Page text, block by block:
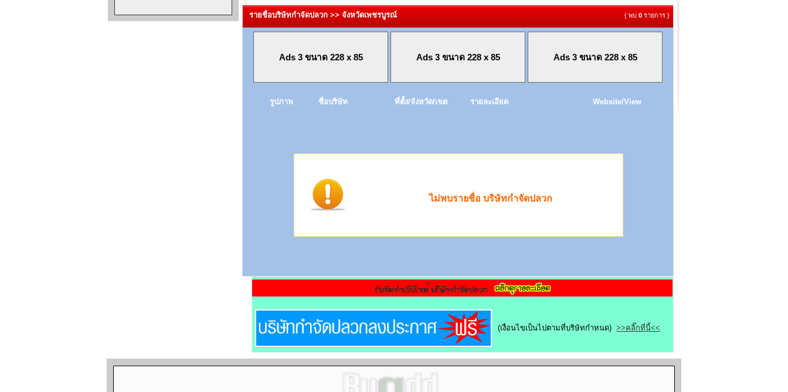
รายชื่อบริษัทกำจัดปลวก >> จังหวัดเพชรบูรณ์ { พบ0 รายการ }
Ads 3 ขนาด 228 x 85 Ads 3 ขนาด 228 x 85 Ads 3 ขนาด 228 x 85
รูปภาพ ชื่อบริษัท ที่ตั้ง/จังหวัด/เขต รายละเอียด Website/View
ไม่พบรายชื่อ บริษัทกำจัดปลวก
(เงื่อนไขเป็นไปตามที่บริษัทกำหนด)>>คลิ๊กที่นี้<<